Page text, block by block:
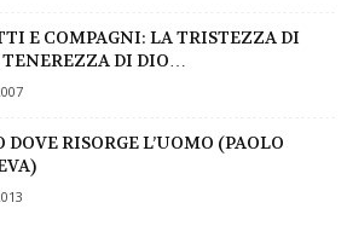
E COMPAGNI: LA TRISTEZZA DI
TENEREZZA DI DIO…
DOVE RISORGE L’UOMO (PAOLO